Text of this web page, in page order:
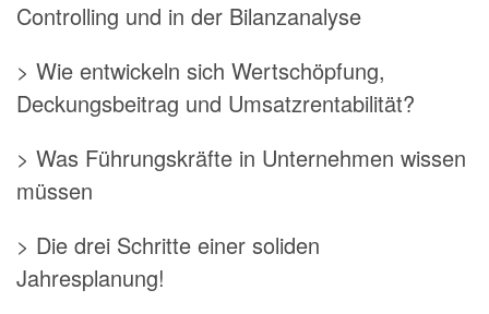
Controlling und in der Bilanzanalyse
> Wie entwickeln sich Wertschöpfung,
Deckungsbeitrag und Umsatzrentabilität?
> Was Führungskräfte in Unternehmen wissen
müssen
> Die drei Schritte einer soliden
Jahresplanung!